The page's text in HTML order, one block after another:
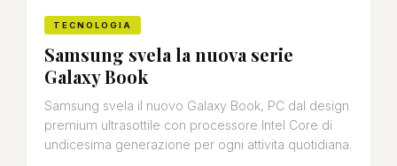
TECNOLOGIA
Samsung svela la nuova serie
Galaxy Book
Samsung svela il nuovo Galaxy Book, PC dal design
premium ultrasottile con processore Intel Core di
undicesima generazione per ogni attivita quotidiana.